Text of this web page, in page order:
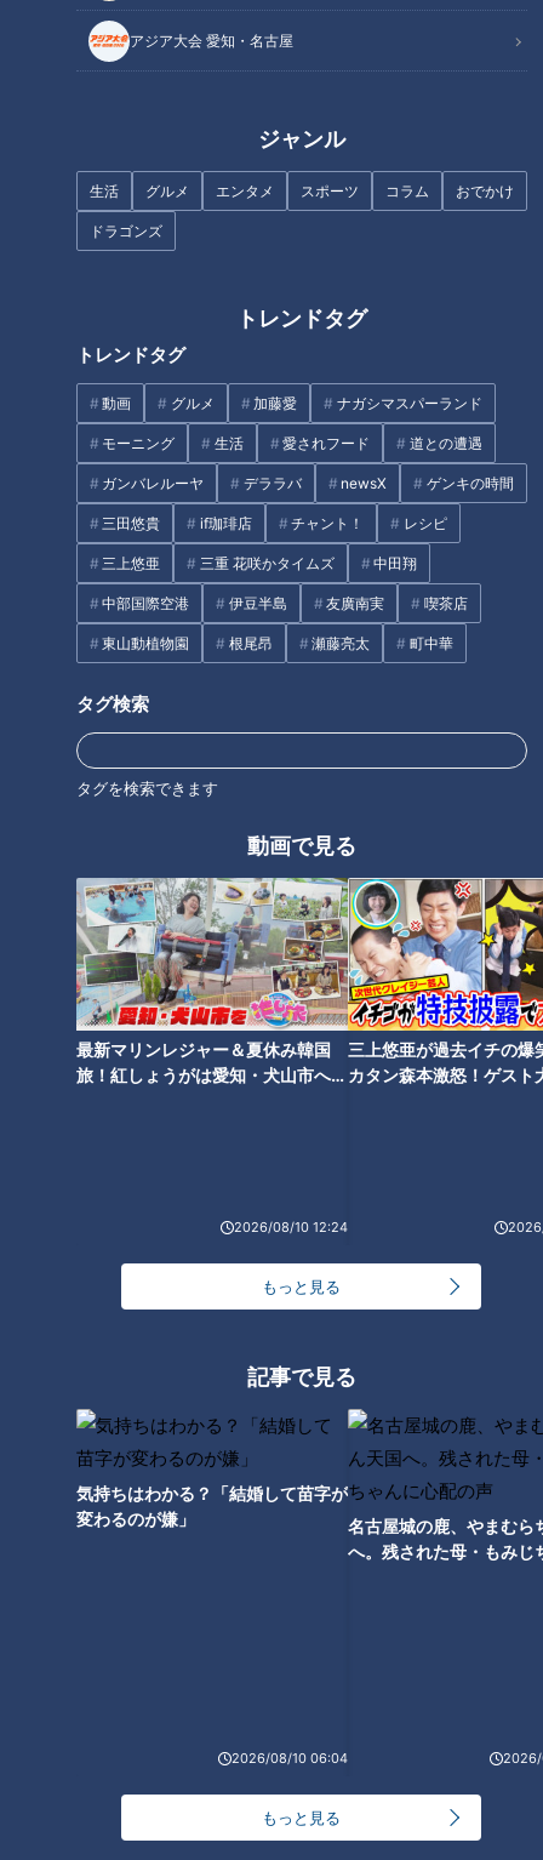
アジア大会 愛知・名古屋
ジャンル
生活 グルメ エンタメ スポーツ コラム おでかけ
ドラゴンズ
トレンドタグ
トレンドタグ
動画 グルメ 加藤愛 ナガシマスパーランド
モーニング 生活 愛されフード 道との遭遇
ガンバレルーヤ デララバ newsX ゲンキの時間
三田悠貴 if珈琲店 チャント！ レシピ
三上悠亜 三重 花咲かタイムズ 中田翔
中部国際空港 伊豆半島 友廣南実 喫茶店
東山動植物園 根尾昂 瀬藤亮太 町中華
タグ検索
タグを検索できます
動画で見る
最新マリンレジャー＆夏休み韓国
旅！紅しょうがは愛知・犬山市へ
2026/08/10 12:24
三上悠亜が過去イチの爆
カタン森本激怒！ゲスト
もっと見る
記事で見る
気持ちはわかる？「結婚して苗字が
変わるのが嫌」
2026/08/10 06:04
名古屋城の鹿、やまむら
へ。残された母・もみじ
2026/
もっと見る
一番人気のメニューは、『黒糖 春日茶ラテ』(500円)。まろや
り、自家製の黒糖と、泡立てたミルクの3層仕立て。
さらに、春日の緑茶とほうじ茶を練り込んだ3種の白玉に、北
海道産の小豆がたっぷりとかけられたぜんざいがセットで付い
ています。
夏に向けて、春日のお茶を使った『天空のかき氷』(700円)も
オススメです。
ハートkoyaカフェ
住所：岐阜県揖斐川町春日六合1620-1
電話：090-7313-0471
土日限定！薬草カフェのせいろ蒸しランチ
5種類の薬草の中から好きなものを1種類選ぶことができる『薬
草せいろ蒸しランチ』(1600円)が人気です。 ※予約制、1日10
自分で選んだ薬草の香りが楽しめるせいろ蒸しは絶品！
ど7種類の薬草が使われており、香り豊かで体がポカポカに。
さらに、その日に山で収穫し厳選した薬草の天ぷらなども楽し